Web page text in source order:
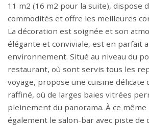
11 m2 (16 m2 pour la suite), dispose
commodités et offre les meilleures
La décoration est soignée et son
élégante et conviviale, est en parfait
environnement. Situé au niveau du
restaurant, où sont servis tous les
voyage, propose une cuisine délicate
raffiné, où de larges baies vitrées
pleinement du panorama. À ce
également le salon-bar avec piste de